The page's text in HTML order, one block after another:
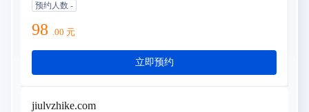
预约人数 -
98 .00 元
立即预约
jiulvzhike.com